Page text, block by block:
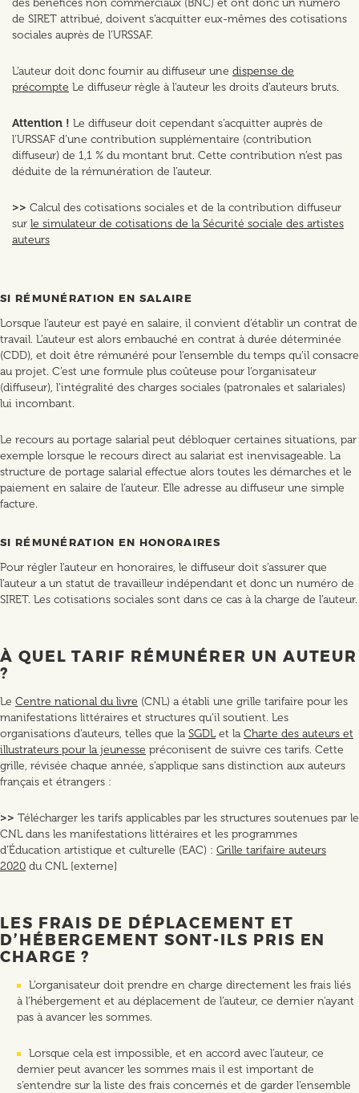
des bénéfices non commerciaux (BNC) et ont donc un numéro
de SIRET attribué, doivent s’acquitter eux-mêmes des cotisations
sociales auprès de l’URSSAF.
L’auteur doit donc fournir au diffuseur une dispense de
précompte Le diffuseur règle à l’auteur les droits d’auteurs bruts.
Attention ! Le diffuseur doit cependant s’acquitter auprès de
l’URSSAF d’une contribution supplémentaire (contribution
diffuseur) de 1,1 % du montant brut. Cette contribution n’est pas
déduite de la rémunération de l’auteur.
>> Calcul des cotisations sociales et de la contribution diffuseur
sur le simulateur de cotisations de la Sécurité sociale des artistes
auteurs
SI RÉMUNÉRATION EN SALAIRE
Lorsque l’auteur est payé en salaire, il convient d’établir un contrat de
travail. L’auteur est alors embauché en contrat à durée déterminée
(CDD), et doit être rémunéré pour l’ensemble du temps qu’il consacre
au projet. C’est une formule plus coûteuse pour l’organisateur
(diffuseur), l’intégralité des charges sociales (patronales et salariales)
lui incombant.
Le recours au portage salarial peut débloquer certaines situations, par
exemple lorsque le recours direct au salariat est inenvisageable. La
structure de portage salarial effectue alors toutes les démarches et le
paiement en salaire de l’auteur. Elle adresse au diffuseur une simple
facture.
SI RÉMUNÉRATION EN HONORAIRES
Pour régler l’auteur en honoraires, le diffuseur doit s’assurer que
l’auteur a un statut de travailleur indépendant et donc un numéro de
SIRET. Les cotisations sociales sont dans ce cas à la charge de l’auteur.
À QUEL TARIF RÉMUNÉRER UN AUTEUR
?
Le Centre national du livre (CNL) a établi une grille tarifaire pour les
manifestations littéraires et structures qu’il soutient. Les
organisations d’auteurs, telles que la SGDLet la Charte des auteurs et
illustrateurs pour la jeunesse préconisent de suivre ces tarifs. Cette
grille, révisée chaque année, s’applique sans distinction aux auteurs
français et étrangers :
>> Télécharger les tarifs applicables par les structures soutenues par le
CNL dans les manifestations littéraires et les programmes
d’Éducation artistique et culturelle (EAC) : Grille tarifaire auteurs
2020 du CNL [externe]
LES FRAIS DE DÉPLACEMENT ET
D’HÉBERGEMENT SONT-ILS PRIS EN
CHARGE ?
L’organisateur doit prendre en charge directement les frais liés
à l’hébergement et au déplacement de l’auteur, ce dernier n’ayant
pas à avancer les sommes.
Lorsque cela est impossible, et en accord avec l’auteur, ce
dernier peut avancer les sommes mais il est important de
s’entendre sur la liste des frais concernés et de garder l’ensemble